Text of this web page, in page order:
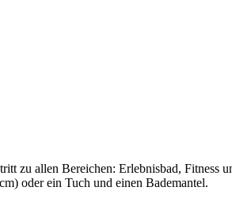
zu allen Bereichen: Erlebnisbad, Fitness
oder ein Tuch und einen Bademantel.